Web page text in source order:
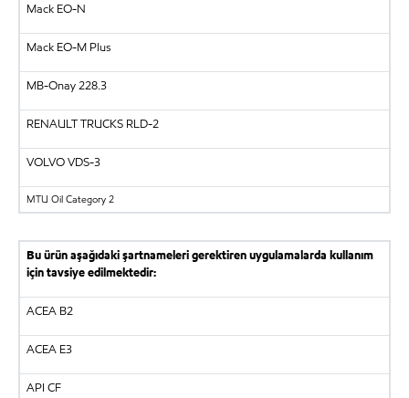
Mack EO-N
Mack EO-M Plus
MB-Onay 228.3
RENAULT TRUCKS RLD-2
VOLVO VDS-3
MTU Oil Category 2
Bu ürün aşağıdaki şartnameleri gerektiren uygulamalarda kullanım
için tavsiye edilmektedir:
ACEA B2
ACEA E3
API CF